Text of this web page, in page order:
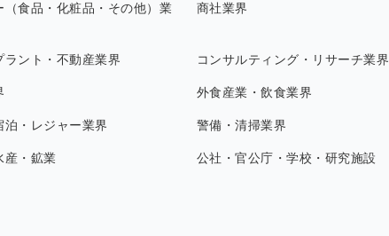
（食品・化粧品・その他）業
商社業界
ラント・不動産業界 コンサルティング・リサーチ業界
外食産業・飲食業界
泊・レジャー業界 警備・清掃業界
産・鉱業 公社・官公庁・学校・研究施設